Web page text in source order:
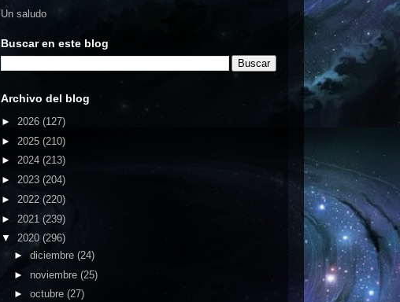
Un saludo
Buscar en este blog
Archivo del blog
► 2026 (127)
► 2025 (210)
► 2024 (213)
► 2023 (204)
► 2022 (220)
► 2021 (239)
▼ 2020 (296)
► diciembre (24)
► noviembre (25)
► octubre (27)